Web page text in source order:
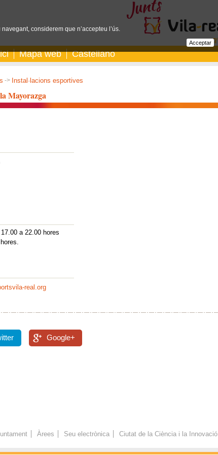
Mapa web Castellano
-> Instal·lacions esportives
Mayorazga
a 22.00 hores
real.org
Google+
Àrees Seu electrònica Ciutat de la Ciència i la Innovació
considerem que n’accepteu l’ús.
Acceptar